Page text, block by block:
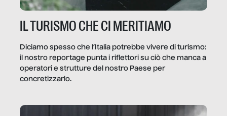
IL TURISMO CHE CI MERITIAMO
Diciamo spesso che l’Italia potrebbe vivere di turismo:
il nostro reportage punta i riflettori su ciò che manca a
operatori e strutture del nostro Paese per
concretizzarlo.